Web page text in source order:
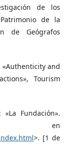
de los
de la
de Geógrafos
«Authenticity and
Tourism
«La Fundación».
en
>. [1 de